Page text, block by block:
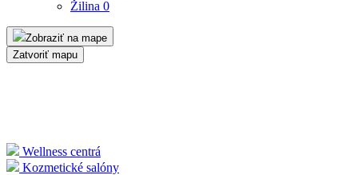
Žilina 0
Zobraziť na mape
Zatvoriť mapu
Wellness centrá
Kozmetické salóny